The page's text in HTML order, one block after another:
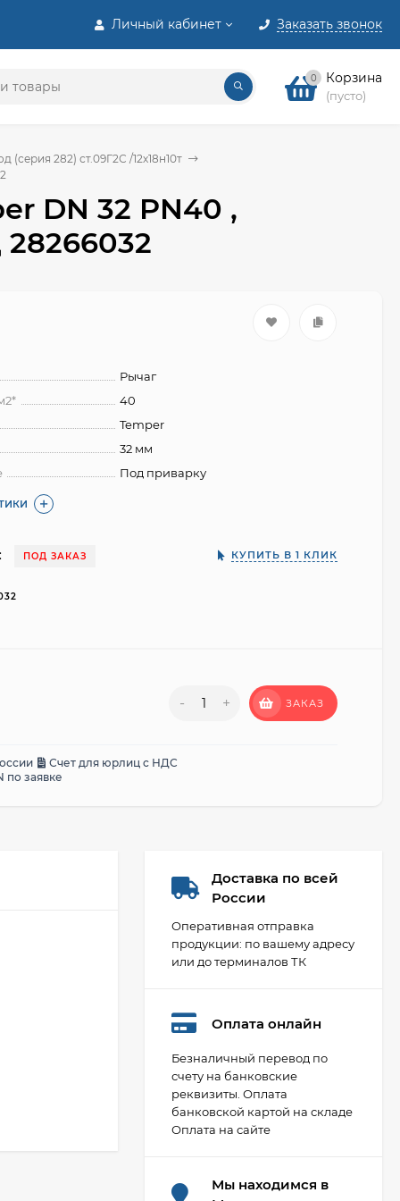
Личный кабинет Заказать звонок
0 Корзина
(пусто)
282) ст.09Г2С /12х18н10т
DN 32 PN40 ,
28266032
Рычаг
40
Temper
32 мм
Под приварку
ПОД ЗАКАЗ КУПИТЬ В 1 КЛИК
- + ЗАКАЗ
Счет для юрлиц с НДС
по заявке
Доставка по всей
России
Оперативная отправка
продукции: по вашему адресу
или до терминалов ТК
Оплата онлайн
Безналичный перевод по
счету на банковские
реквизиты. Оплата
банковской картой на складе
Оплата на сайте
Мы находимся в
Фланец плоский 50-
10-01-1-B-Ст.20-IV
ГОСТ 33259-2015 ВФЗ